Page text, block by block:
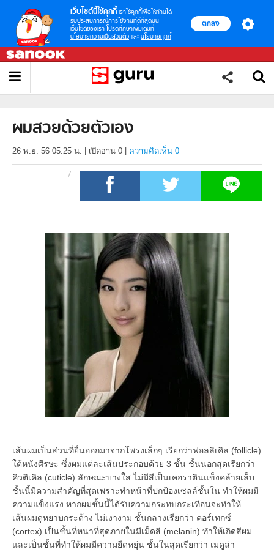
เว็บไซต์นี้ใช้คุกกี้ เราใช้คุกกี้เพื่อให้ท่านได้
รับประสบการณ์การใช้งานที่ดีที่สุดบน
เว็บไซต์ของเรา โปรดศึกษาเพิ่มเติมที่
นโยบายความเป็นส่วนตัว และ นโยบายคุกกี้
ตกลง
ผมสวยด้วยตัวเอง
26 พ.ย. 56 05.25 น. เปิดอ่าน 0 ความคิดเห็น 0
เส้นผมเป็นส่วนที่ยื่นออกมาจากโพรงเล็กๆ เรียกว่าฟอลลิเคิล (follicle)
ใต้หนังศีรษะ ซึ่งผมแต่ละเส้นประกอบด้วย 3 ชั้น ชั้นนอกสุดเรียกว่า
คิวติเคิล (cuticle) ลักษณะบางใส ไม่มีสีเป็นเคอราตินแข็งคล้ายเล็บ
ชั้นนี้มีความสำคัญที่สุดเพราะทำหน้าที่ปกป้องเซลล์ชั้นใน ทำให้ผมมี
ความแข็งแรง หากผมชั้นนี้ได้รับความกระทบกระเทือนจะทำให้
เส้นผมดูหยาบกระด้าง ไม่เงางาม ชั้นกลางเรียกว่า คอร์เทกซ์
(cortex) เป็นชั้นที่หนาที่สุดภายในมีเม็ดสี (melanin) ทำให้เกิดสีผม
และเป็นชั้นที่ทำให้ผมมีความยืดหยุ่น ชั้นในสุดเรียกว่า เมดูล่า